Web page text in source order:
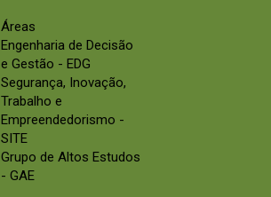
Áreas
Engenharia de Decisão
e Gestão - EDG
Segurança, Inovação,
Trabalho e
Empreendedorismo -
SITE
Grupo de Altos Estudos
- GAE